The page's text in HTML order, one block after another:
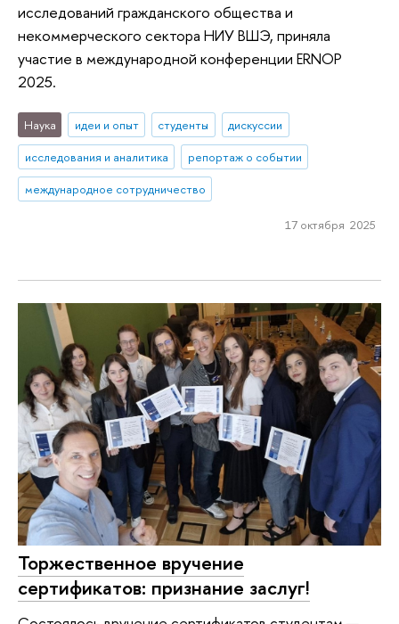
исследований гражданского общества и
некоммерческого сектора НИУ ВШЭ, приняла
участие в международной конференции ERNOP
2025.
Наука идеи и опыт студенты
дискуссии
исследования и аналитика
репортаж о событии
международное сотрудничество
17 октября 2025
Торжественное вручение
сертификатов: признание заслуг!